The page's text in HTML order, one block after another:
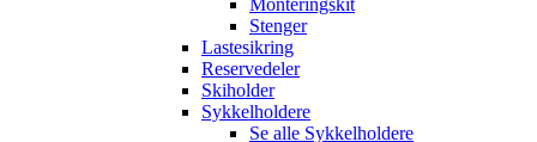
Stenger
Lastesikring
Reservedeler
Skiholder
Sykkelholdere
Se alle Sykkelholdere